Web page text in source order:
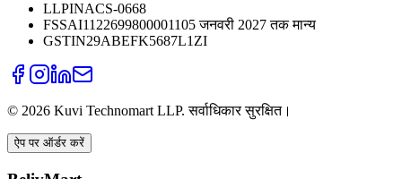
LLPINACS-0668
FSSAI1122699800001105 जनवरी 2027 तक मान्य
GSTIN29ABEFK5687L1ZI
© 2026 Kuvi Technomart LLP. सर्वाधिकार सुरक्षित।
ऐप पर ऑर्डर करें